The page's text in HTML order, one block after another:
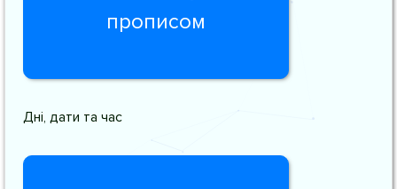
прописом
Дні, дати та час